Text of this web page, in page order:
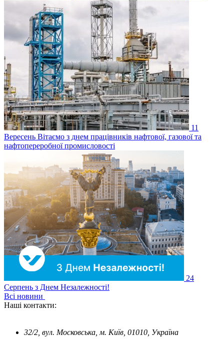
11
Вересень Вітаємо з днем працівників нафтової, газової та
нафтопереробної промисловості
24
Серпень з Днем Незалежності!
Всі новини
Наші контакти:
32/2, вул. Московська, м. Київ, 01010, Україна